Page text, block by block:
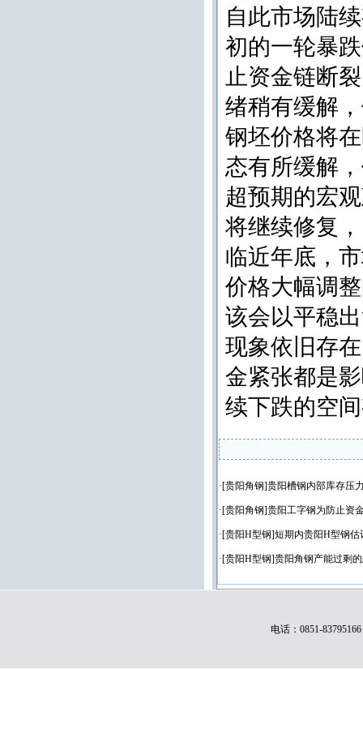
自此市场陆
初的一轮暴
止资金链断
绪稍有缓解
钢坯价格将
态有所缓解
超预期的宏
将继续修复
临近年底，
价格大幅调
该会以平稳
现象依旧存
金紧张都是
续下跌的空
·[贵阳角钢]贵阳槽钢内部库存压
·[贵阳角钢]贵阳工字钢为防止资
·[贵阳H型钢]短期内贵阳H型钢
·[贵阳H型钢]贵阳角钢产能过剩
电话：0851-